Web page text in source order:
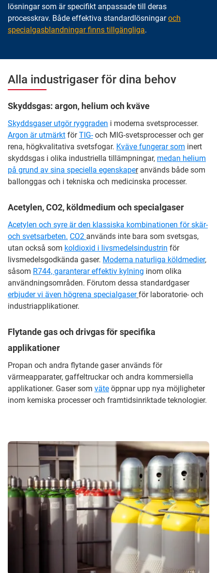
lösningar som är specifikt anpassade till deras
processkrav. Både effektiva standardlösningaroch
specialgasblandningar finns tillgängliga.
Alla industrigaser för dina behov
Skyddsgas: argon, helium och kväve
Skyddsgaser utgör ryggraden i moderna svetsprocesser.
Argon är utmärkt förTIG-och MIG-svetsprocesser och ger
rena, högkvalitativa svetsfogar. Kväve fungerar som inert
skyddsgas i olika industriella tillämpningar, medan helium
på grund av sina speciella egenskaperanvänds både som
ballonggas och i tekniska och medicinska processer.
Acetylen, CO2, köldmedium och specialgaser
Acetylen och syre är den klassiska kombinationen för skär-
och svetsarbeten. CO2 används inte bara som svetsgas,
utan också som koldioxid i livsmedelsindustrin för
livsmedelsgodkända gaser. Moderna naturliga köldmedier,
såsom R744, garanterar effektiv kylning inom olika
användningsområden. Förutom dessa standardgaser
erbjuder vi även högrena specialgaser för laboratorie- och
industriapplikationer.
Flytande gas och drivgas för specifika
applikationer
Propan och andra flytande gaser används för
värmeapparater, gaffeltruckar och andra kommersiella
applikationer. Gaser som väte öppnar upp nya möjligheter
inom kemiska processer och framtidsinriktade teknologier.